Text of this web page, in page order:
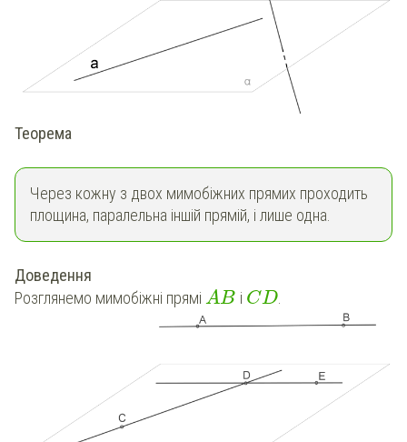
Теорема
Через кожну з двох мимобіжних прямих проходить
площина, паралельна іншій прямій, і лише одна.
Доведення
Розглянемо мимобіжні прямі AB і CD.